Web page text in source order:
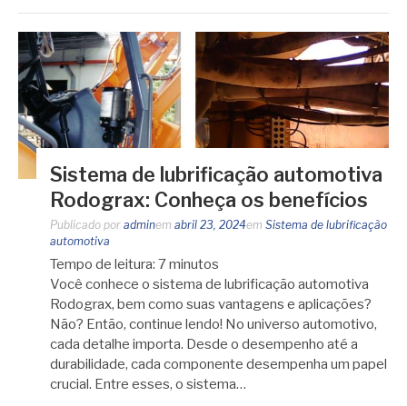
Sistema de lubrificação automotiva
Rodograx: Conheça os benefícios
Publicado por adminem abril 23, 2024em Sistema de lubrificação
automotiva
Tempo de leitura: 7minutos
Você conhece o sistema de lubrificação automotiva
Rodograx, bem como suas vantagens e aplicações?
Não? Então, continue lendo! No universo automotivo,
cada detalhe importa. Desde o desempenho até a
durabilidade, cada componente desempenha um papel
crucial. Entre esses, o sistema…